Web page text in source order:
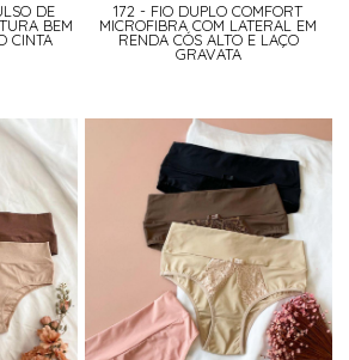
DE
BEM
CINTA
172 - FIO DUPLO COMFORT
MICROFIBRA COM LATERAL EM
RENDA CÓS ALTO E LAÇO
GRAVATA